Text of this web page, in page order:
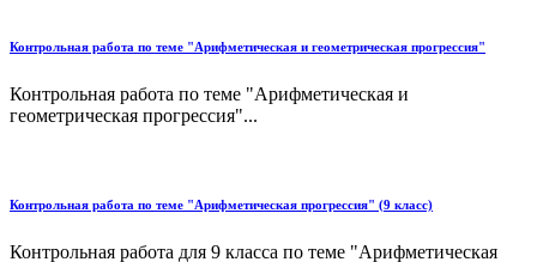
Контрольная работа по теме "Арифметическая и геометрическая прогрессия"
Контрольная работа по теме "Арифметическая и
геометрическая прогрессия"...
Контрольная работа по теме "Арифметическая прогрессия" (9 класс)
Контрольная работа для 9 класса по теме "Арифметическая